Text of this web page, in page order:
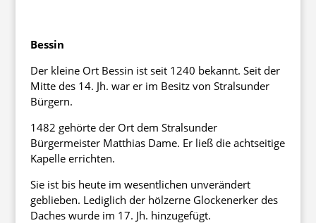
Bessin
Der kleine Ort Bessin ist seit 1240 bekannt. Seit der
Mitte des 14. Jh. war er im Besitz von Stralsunder
Bürgern.
1482 gehörte der Ort dem Stralsunder
Bürgermeister Matthias Dame. Er ließ die achtseitige
Kapelle errichten.
Sie ist bis heute im wesentlichen unverändert
geblieben. Lediglich der hölzerne Glockenerker des
Daches wurde im 17. Jh. hinzugefügt.